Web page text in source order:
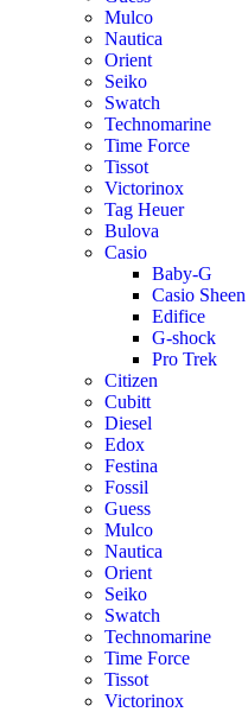
Mulco
Nautica
Orient
Seiko
Swatch
Technomarine
Time Force
Tissot
Victorinox
Tag Heuer
Bulova
Casio
Baby-G
Casio Sheen
Edifice
G-shock
Pro Trek
Citizen
Cubitt
Diesel
Edox
Festina
Fossil
Guess
Mulco
Nautica
Orient
Seiko
Swatch
Technomarine
Time Force
Tissot
Victorinox